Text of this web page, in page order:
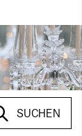
SUCHEN